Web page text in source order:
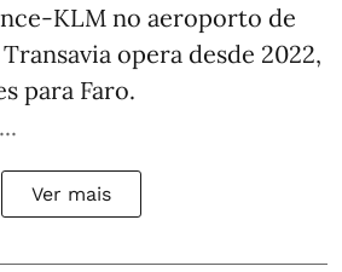
KLM no aeroporto de
opera desde 2022,
para Faro.
Ver mais